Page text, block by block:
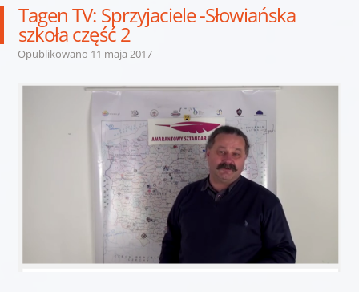
Tagen TV: Sprzyjaciele -Słowiańska
szkoła część 2
Opublikowano 11 maja 2017